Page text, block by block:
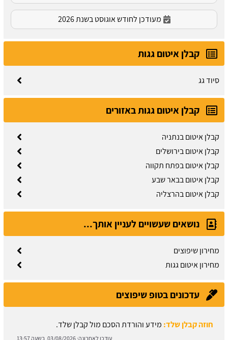
מעודכן לחודש אוגוסט בשנת 2026
קבלן איטום גגות
סיוד גג
קבלן איטום גגות באזורים
קבלן איטום בנתניה
קבלן איטום בירושלים
קבלן איטום בפתח תקווה
קבלן איטום בבאר שבע
קבלן איטום בהרצליה
נושאים שעשויים לעניין אותך...
מחירון שיפוצים
מחירון איטום גגות
עדכונים בטופ שיפוצים
חוזה קבלן שלד:מידע והורדת הסכם מול קבלן שלד.
תיקון קיר גבס: זקוקים לתיקוני גבס? הזמינו בעל מקצוע עוד היום.